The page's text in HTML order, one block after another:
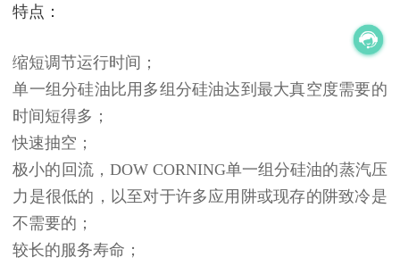
特点：
缩短调节运行时间；
单一组分硅油比用多组分硅油达到最大真空度需要的
时间短得多；
快速抽空；
极小的回流，DOW CORNING单一组分硅油的蒸汽压
力是很低的，以至对于许多应用阱或现存的阱致冷是
不需要的；
较长的服务寿命；